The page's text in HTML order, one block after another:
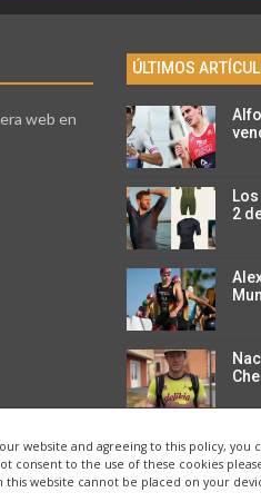
our website and agreeing to this policy,
consent to the use of these cookies
website cannot be placed on your
web en
ÚLTIMOS
2
reservados.